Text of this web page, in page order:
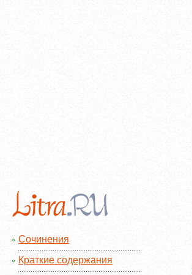
Сочинения
Краткие содержания